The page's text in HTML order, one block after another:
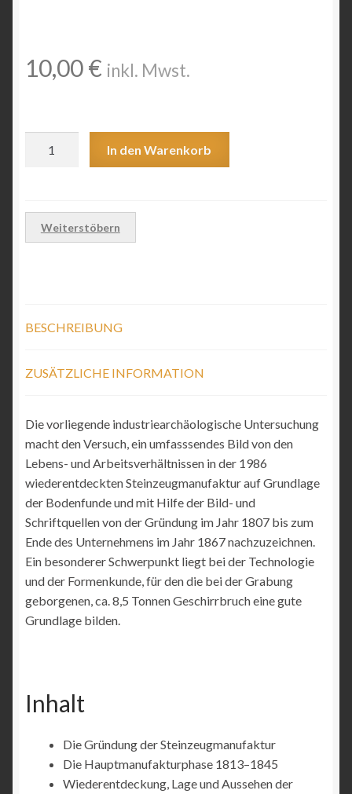
10,00€ inkl. Mwst.
In den Warenkorb
Weiterstöbern
BESCHREIBUNG
ZUSÄTZLICHE INFORMATION
Die vorliegende industriearchäologische Untersuchung
macht den Versuch, ein umfasssendes Bild von den
Lebens- und Arbeitsverhältnissen in der 1986
wiederentdeckten Steinzeugmanufaktur auf Grundlage
der Bodenfunde und mit Hilfe der Bild- und
Schriftquellen von der Gründung im Jahr 1807 bis zum
Ende des Unternehmens im Jahr 1867 nachzuzeichnen.
Ein besonderer Schwerpunkt liegt bei der Technologie
und der Formenkunde, für den die bei der Grabung
geborgenen, ca. 8,5 Tonnen Geschirrbruch eine gute
Grundlage bilden.
Inhalt
Die Gründung der Steinzeugmanufaktur
Die Hauptmanufakturphase 1813–1845
Wiederentdeckung, Lage und Aussehen der